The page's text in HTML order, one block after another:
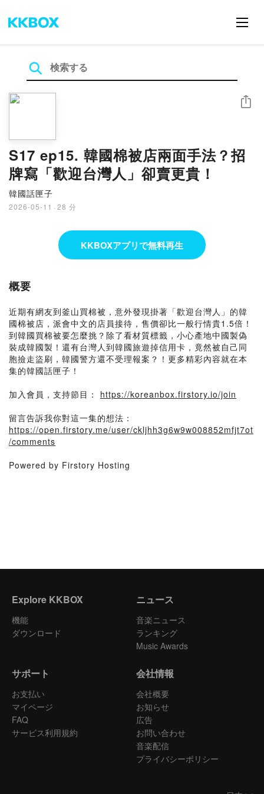
S17 ep15. 韓國棉被店兩面手法？招
牌寫「歡迎台灣人」卻賣更貴！
韓國話匣子
2026-05-11 · 28 分
シェア
KKBOXアプリで無料再生
概要
近期有網友到釜山買棉被，意外發現掛著「歡迎台灣人」的韓
國棉被店，派會中文的店員接待，售價卻比一般行情貴1.5倍！
到韓國買棉被要怎麼挑？除了看材質標籤，小心產地中國製偽
裝成韓國製！還有台灣人到韓國旅遊掉信用卡，竟然被自己同
胞撿走盜刷，韓國警方還不受理報案？！更多精彩內容就在本
集的韓國話匣子！
加入會員，支持節目： https://koreanbox.firstory.io/join
留言告訴我你對這一集的想法：
https://open.firstory.me/user/ckljhh3g6w9w008852mfjt7ot
/comments
Powered by Firstory Hosting
Explore KKBOX
機能
ダウンロード
ニュース
音楽ニュース
ランキング
Music Awards
サポート
お支払い
マイページ
FAQ
サービス利用規約
会社情報
会社概要
お知らせ
広告
お問い合わせ
音楽配信
プライバシーポリシー